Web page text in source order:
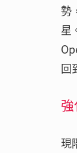
勢
星
回
現